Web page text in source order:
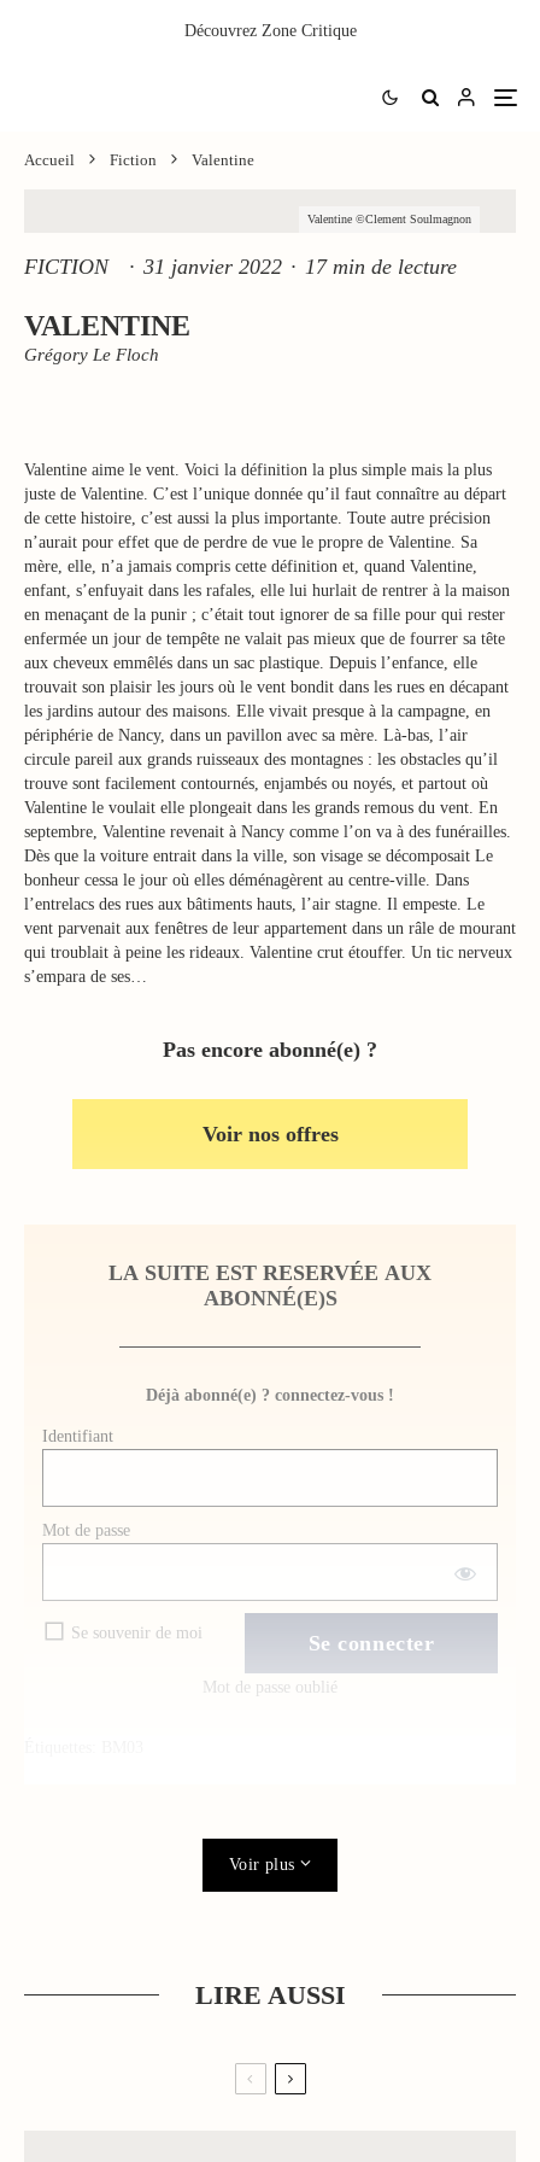
Découvrez Zone Critique
Accueil Fiction Valentine
Valentine ©Clement Soulmagnon
FICTION · 31 janvier 2022 · 17 min de lecture
VALENTINE
Grégory Le Floch
Valentine aime le vent. Voici la définition la plus simple mais la plus
juste de Valentine. C’est l’unique donnée qu’il faut connaître au départ
de cette histoire, c’est aussi la plus importante. Toute autre précision
n’aurait pour effet que de perdre de vue le propre de Valentine. Sa
mère, elle, n’a jamais compris cette définition et, quand Valentine,
enfant, s’enfuyait dans les rafales, elle lui hurlait de rentrer à la maison
en menaçant de la punir ; c’était tout ignorer de sa fille pour qui rester
enfermée un jour de tempête ne valait pas mieux que de fourrer sa tête
aux cheveux emmêlés dans un sac plastique. Depuis l’enfance, elle
trouvait son plaisir les jours où le vent bondit dans les rues en décapant
les jardins autour des maisons. Elle vivait presque à la campagne, en
périphérie de Nancy, dans un pavillon avec sa mère. Là-bas, l’air
circule pareil aux grands ruisseaux des montagnes : les obstacles qu’il
trouve sont facilement contournés, enjambés ou noyés, et partout où
Valentine le voulait elle plongeait dans les grands remous du vent. En
septembre, Valentine revenait à Nancy comme l’on va à des funérailles.
Dès que la voiture entrait dans la ville, son visage se décomposait Le
bonheur cessa le jour où elles déménagèrent au centre-ville. Dans
l’entrelacs des rues aux bâtiments hauts, l’air stagne. Il empeste. Le
vent parvenait aux fenêtres de leur appartement dans un râle de mourant
qui troublait à peine les rideaux. Valentine crut étouffer. Un tic nerveux
s’empara de ses…
Pas encore abonné(e) ?
Voir nos offres
LA SUITE EST RESERVÉE AUX
ABONNÉ(E)S
Déjà abonné(e) ? connectez-vous !
Identifiant
Mot de passe
Se souvenir de moi
Mot de passe oublié
Voir plus
LIRE AUSSI